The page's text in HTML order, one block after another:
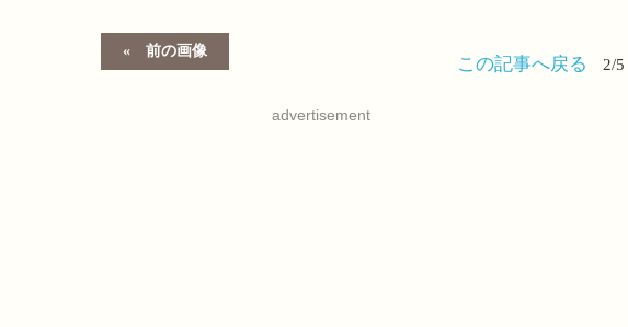
前の画像
この記事へ戻る 2/5
advertisement